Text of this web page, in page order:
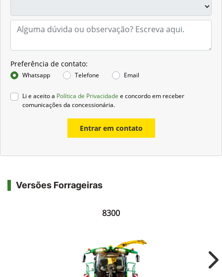
Preferência de contato:
Whatsapp Telefone Email
Li e aceito a Política de Privacidade e concordo em receber
comunicações da concessionária.
Entrar em contato
Versões Forrageiras
8300